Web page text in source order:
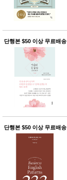
계절/생
활가전
주 명품식
기브랜
보관용
기
조리용
주방소
식 즉석가
공식품
쌀/잡곡/
양념/소
스/가루
건조식
단행본 $50 이상 무료배송
단행본 $50 이상 무료배송